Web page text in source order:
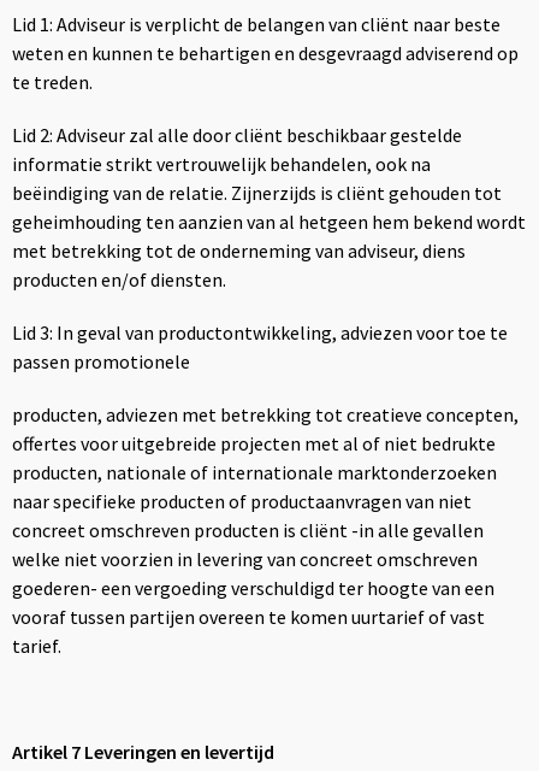
Lid 1: Adviseur is verplicht de belangen van cliënt naar beste
weten en kunnen te behartigen en desgevraagd adviserend op
te treden.
Lid 2: Adviseur zal alle door cliënt beschikbaar gestelde
informatie strikt vertrouwelijk behandelen, ook na
beëindiging van de relatie. Zijnerzijds is cliënt gehouden tot
geheimhouding ten aanzien van al hetgeen hem bekend wordt
met betrekking tot de onderneming van adviseur, diens
producten en/of diensten.
Lid 3: In geval van productontwikkeling, adviezen voor toe te
passen promotionele
producten, adviezen met betrekking tot creatieve concepten,
offertes voor uitgebreide projecten met al of niet bedrukte
producten, nationale of internationale marktonderzoeken
naar specifieke producten of productaanvragen van niet
concreet omschreven producten is cliënt -in alle gevallen
welke niet voorzien in levering van concreet omschreven
goederen- een vergoeding verschuldigd ter hoogte van een
vooraf tussen partijen overeen te komen uurtarief of vast
tarief.
Artikel 7 Leveringen en levertijd